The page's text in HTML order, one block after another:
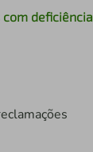
deficiência